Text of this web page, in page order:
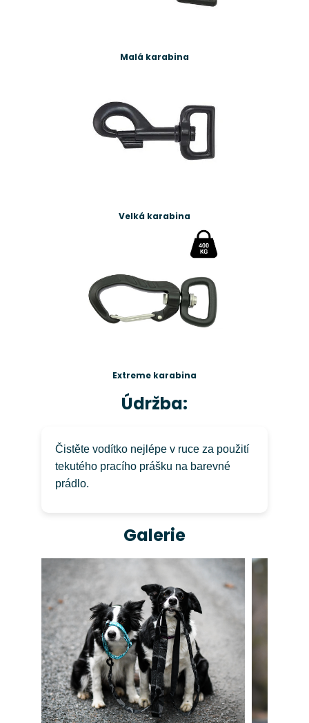
Malá karabina
Velká karabina
Extreme karabina
Údržba:
Čistěte vodítko nejlépe v ruce za použití
tekutého pracího prášku na barevné
prádlo.
Galerie